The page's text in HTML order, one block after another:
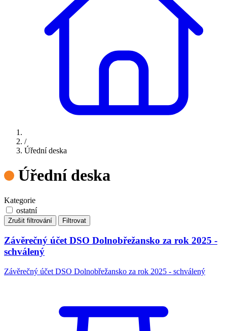
/
Úřední deska
Úřední deska
Kategorie
ostatní
Zrušit filtrování Filtrovat
Závěrečný účet DSO Dolnobřežansko za rok 2025 -
schválený
Závěrečný účet DSO Dolnobřežansko za rok 2025 - schválený